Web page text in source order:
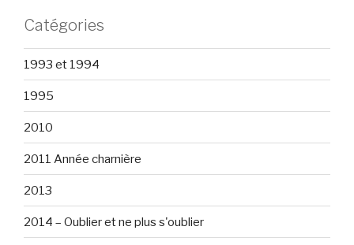
Catégories
1993 et 1994
1995
2010
2011 Année charnière
2013
2014 – Oublier et ne plus s'oublier